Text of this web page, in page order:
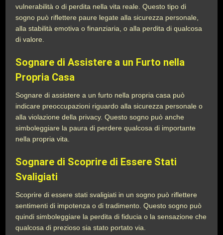
vulnerabilità o di perdita nella vita reale. Questo tipo di
sogno può riflettere paure legate alla sicurezza personale,
alla stabilità emotiva o finanziaria, o alla perdita di qualcosa
di valore.
Sognare di Assistere a un Furto nella
Propria Casa
Sognare di assistere a un furto nella propria casa può
indicare preoccupazioni riguardo alla sicurezza personale o
alla violazione della privacy. Questo sogno può anche
simboleggiare la paura di perdere qualcosa di importante
nella propria vita.
Sognare di Scoprire di Essere Stati
Svaligiati
Scoprire di essere stati svaligiati in un sogno può riflettere
sentimenti di impotenza o di tradimento. Questo sogno può
quindi simboleggiare la perdita di fiducia o la sensazione che
qualcosa di prezioso sia stato portato via.